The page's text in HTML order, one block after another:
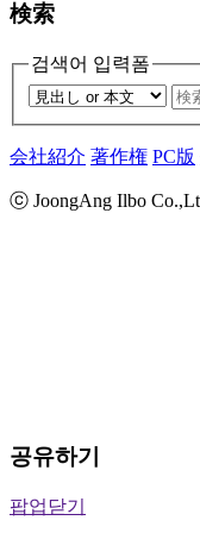
検索
검색어 입력폼
会社紹介 著作権 PC版
ⓒ JoongAng Ilbo
공유하기
팝업닫기